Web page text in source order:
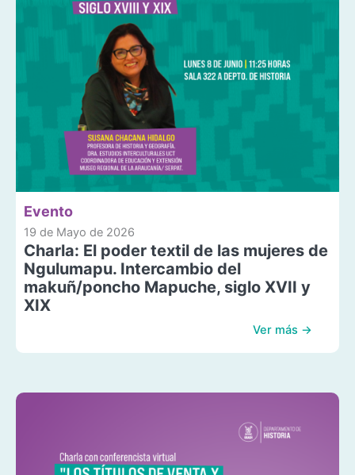
Evento
19 de Mayo de 2026
Charla: El poder textil de las mujeres de
Ngulumapu. Intercambio del
makuñ/poncho Mapuche, siglo XVII y
XIX
Ver más →